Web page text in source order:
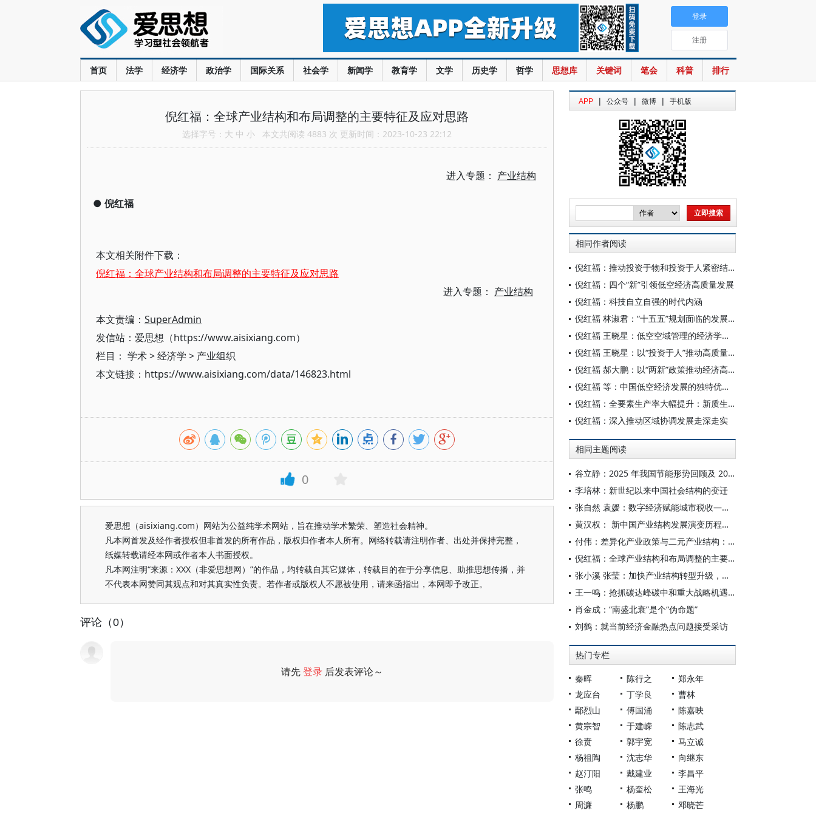
首页 法学 经济学 政治学 国际关系 社会学 新闻学 教育学 文学 历史学 哲学 思想库 关键词 笔会 科普 排行
登录
注册
倪红福：全球产业结构和布局调整的主要特征及应对思路
选择字号： 大 中 小 本文共阅读 4883 次 更新时间：2023-10-23 22:12
进入专题： 产业结构
● 倪红福
本文相关附件下载：
倪红福：全球产业结构和布局调整的主要特征及应对思路
进入专题： 产业结构
本文责编： SuperAdmin
发信站：爱思想（https://www.aisixiang.com）
栏目： 学术>经济学 > 产业组织
本文链接：https://www.aisixiang.com/data/146823.html
0
爱思想（aisixiang.com）网站为公益纯学术网站，旨在推动学术繁荣、塑造社会精神。
凡本网首发及经作者授权但非首发的所有作品，版权归作者本人所有。网络转载请注明作者、出处并保持完整，
纸媒转载请经本网或作者本人书面授权。
凡本网注明“来源：XXX（非爱思想网）”的作品，均转载自其它媒体，转载目的在于分享信息、助推思想传播，并
不代表本网赞同其观点和对其真实性负责。若作者或版权人不愿被使用，请来函指出，本网即予改正。
评论（0）
请先登录 后发表评论～
APP | 公众号 | 微博 | 手机版
相同作者阅读
倪红福：推动投资于物和投资于人紧密结合：理论内涵与实践路径
倪红福：四个“新”引领低空经济高质量发展
倪红福：科技自立自强的时代内涵
倪红福 林淑君：“十五五”规划面临的发展环境、趋势及重大问题
倪红福 王晓星：低空空域管理的经济学逻辑分析
倪红福 王晓星：以“投资于人”推动高质量发展：理论基础与实践路径
倪红福 郝大鹏：以“两新”政策推动经济高质量发展
倪红福 等：中国低空经济发展的独特优势与重大举措
倪红福：全要素生产率大幅提升：新质生产力的核心标志
倪红福：深入推动区域协调发展走深走实
相同主题阅读
谷立静：2025 年我国节能形势回顾及 2026 年展望
李培林：新世纪以来中国社会结构的变迁
张自然 袁媛：数字经济赋能城市税收——基于产业结构与就业水平的双重视角
黄汉权： 新中国产业结构发展演变历程及启示
付伟：差异化产业政策与二元产业结构：县级政府产业政策转变及其后果
倪红福：全球产业结构和布局调整的主要特征及应对思路
张小溪 张莹：加快产业结构转型升级，积极稳妥推进碳达峰碳中和
王一鸣：抢抓碳达峰碳中和重大战略机遇，推动我国产业结构优化升级
肖金成：“南盛北衰”是个“伪命题”
刘鹤：就当前经济金融热点问题接受采访
热门专栏
秦晖 陈行之
郑永年
龙应台
丁学良
曹林
鄢烈山
傅国涌
陈嘉映
黄宗智
于建嵘
陈志武
徐贲
郭宇宽
马立诚
杨祖陶
沈志华
向继东
赵汀阳
戴建业
李昌平
张鸣
杨奎松
王海光
周濂
杨鹏
邓晓芒